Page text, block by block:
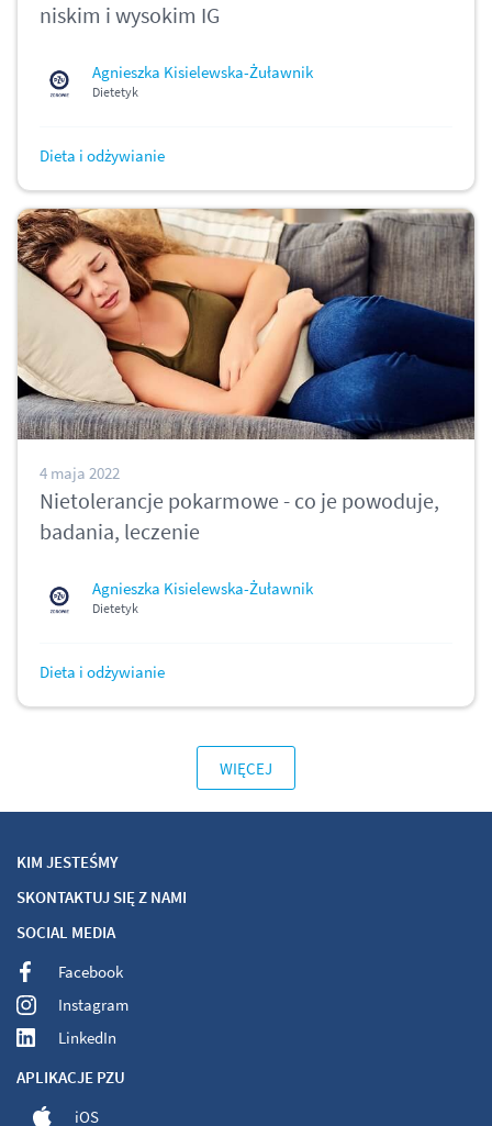
niskim i wysokim IG
Agnieszka Kisielewska-Żuławnik
Dietetyk
Dieta i odżywianie
4 maja 2022
Nietolerancje pokarmowe - co je powoduje,
badania, leczenie
Agnieszka Kisielewska-Żuławnik
Dietetyk
Dieta i odżywianie
WIĘCEJ
KIM JESTEŚMY
SKONTAKTUJ SIĘ Z NAMI
SOCIAL MEDIA
Facebook
Instagram
LinkedIn
APLIKACJE PZU
iOS